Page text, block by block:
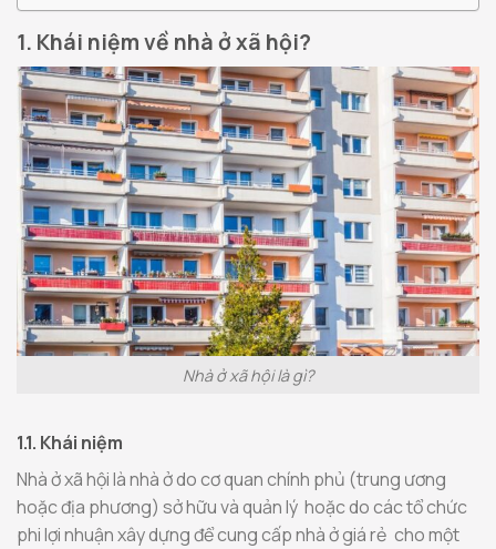
1. Khái niệm về nhà ở xã hội?
Nhà ở xã hội là gì?
1.1. Khái niệm
Nhà ở xã hội là nhà ở do cơ quan chính phủ (trung ương
hoặc địa phương) sở hữu và quản lý hoặc do các tổ chức
phi lợi nhuận xây dựng để cung cấp nhà ở giá rẻ cho một